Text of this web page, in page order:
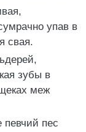
упав в
свая.
зубы в
меж
певчий пес